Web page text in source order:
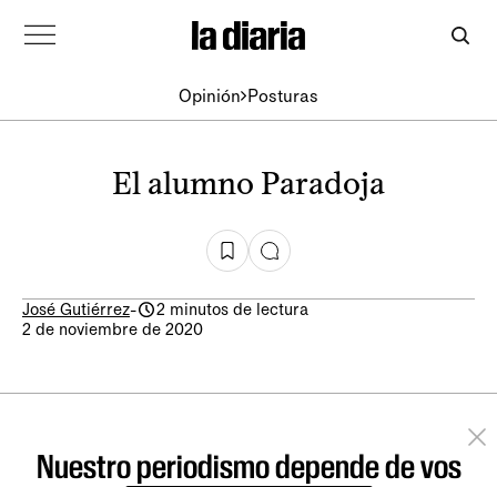
Opinión Posturas
El alumno Paradoja
José Gutiérrez-
2 minutos de lectura
2 de noviembre de 2020
Nuestro periodismo depende de vos